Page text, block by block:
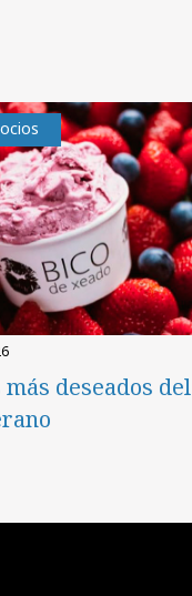
deseados del